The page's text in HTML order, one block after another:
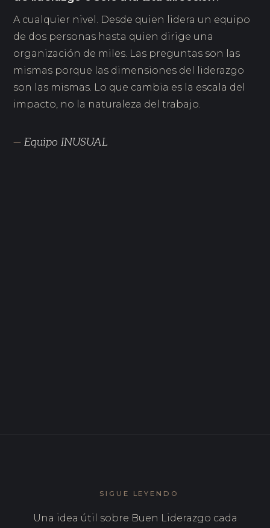
A cualquier nivel. Desde quien lidera un equipo
de dos personas hasta quien dirige una
organización de miles. Las preguntas son las
mismas porque las dimensiones del liderazgo
son las mismas. Lo que cambia es la escala del
impacto, no la naturaleza del trabajo.
— Equipo INUSUAL
SIGUE LEYENDO
Una idea útil sobre Buen Liderazgo cada